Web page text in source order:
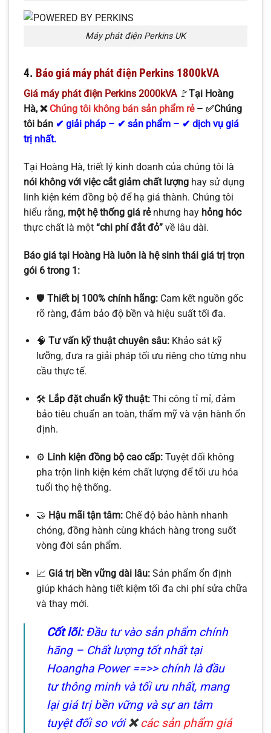
Máy phát điện Perkins UK
4. Báo giá máy phát điện Perkins 1800kVA
Giá máy phát điện Perkins 2000kVA🚩Tại Hoàng
Hà, ❌ Chúng tôi không bán sản phẩm rẻ– ✅Chúng
tôi bán ✔ giải pháp – ✔ sản phẩm – ✔ dịch vụ giá
trị nhất.
Tại Hoàng Hà, triết lý kinh doanh của chúng tôi là
nói không với việc cắt giảm chất lượng hay sử dụng
linh kiện kém đồng bộ để hạ giá thành. Chúng tôi
hiểu rằng, một hệ thống giá rẻnhưng hay hỏng hóc
thực chất là một “chi phí đắt đỏ” về lâu dài.
Báo giá tại Hoàng Hà luôn là hệ sinh thái giá trị trọn
gói 6 trong 1:
🛡️ Thiết bị 100% chính hãng:Cam kết nguồn gốc
rõ ràng, đảm bảo độ bền và hiệu suất tối đa.
🧠 Tư vấn kỹ thuật chuyên sâu:Khảo sát kỹ
lưỡng, đưa ra giải pháp tối ưu riêng cho từng nhu
cầu thực tế.
🛠️ Lắp đặt chuẩn kỹ thuật:Thi công tỉ mỉ, đảm
bảo tiêu chuẩn an toàn, thẩm mỹ và vận hành ổn
định.
⚙️ Linh kiện đồng bộ cao cấp:Tuyệt đối không
pha trộn linh kiện kém chất lượng để tối ưu hóa
tuổi thọ hệ thống.
🤝 Hậu mãi tận tâm:Chế độ bảo hành nhanh
chóng, đồng hành cùng khách hàng trong suốt
vòng đời sản phẩm.
📈 Giá trị bền vững dài lâu:Sản phẩm ổn định
giúp khách hàng tiết kiệm tối đa chi phí sửa chữa
và thay mới.
Cốt lõi:Đầu tư vào sản phẩm chính
hãng – Chất lượng tốt nhất tại
Hoangha Power ==>> chính là đầu
tư thông minh và tối ưu nhất, mang
lại giá trị bền vững và sự an tâm
tuyệt đối so với ❌các sản phẩm giá